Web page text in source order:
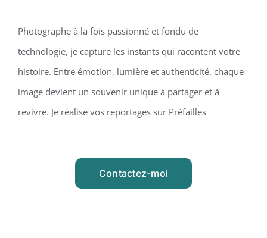
Photographe à la fois passionné et fondu de
technologie, je capture les instants qui racontent votre
histoire. Entre émotion, lumière et authenticité, chaque
image devient un souvenir unique à partager et à
revivre. Je réalise vos reportages sur Préfailles
Contactez-moi